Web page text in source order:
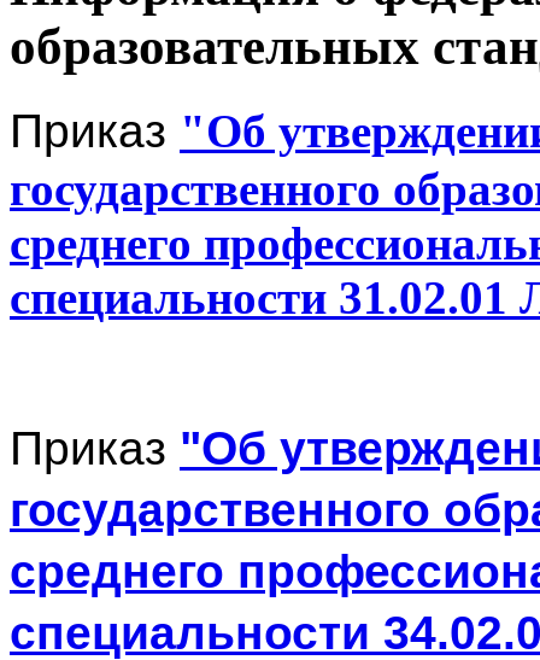
образовательных
Приказ "Об
государственного
среднего
специальности 31.02.01
Приказ "Об
государственного
среднего
специальности